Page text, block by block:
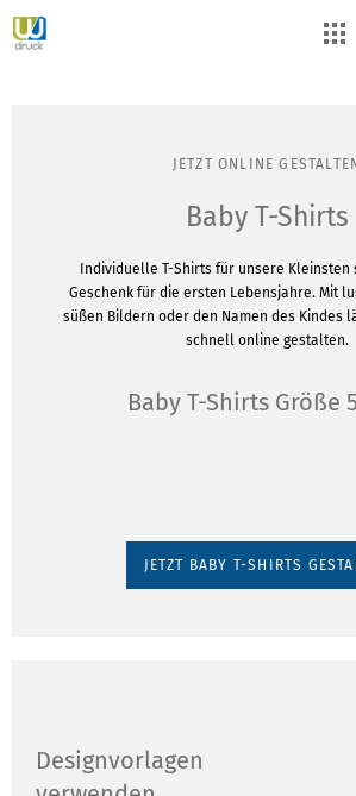
JETZT ONLINE GESTALTEN
Baby T-Shirts
Individuelle T-Shirts für unsere Kleinsten
Geschenk für die ersten Lebensjahre. Mit
süßen Bildern oder den Namen des Kindes
schnell online gestalten.
Baby T-Shirts Größe
JETZT BABY T-SHIRTS
Designvorlagen